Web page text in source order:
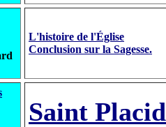
L'histoire de l'Église
Conclusion sur la Sagesse.
Saint